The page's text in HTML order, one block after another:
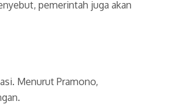
pemerintah juga akan
Menurut Pramono,